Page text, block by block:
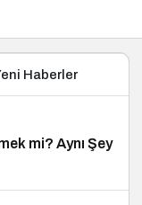
Haberler
mi? Aynı Şey